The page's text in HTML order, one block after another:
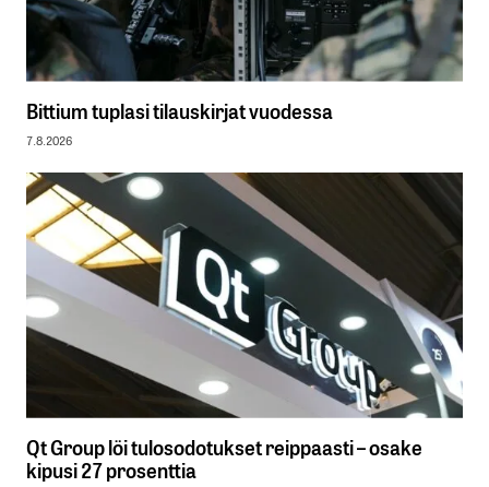
Bittium tuplasi tilauskirjat vuodessa
7.8.2026
Qt Group löi tulosodotukset reippaasti – osake
kipusi 27 prosenttia